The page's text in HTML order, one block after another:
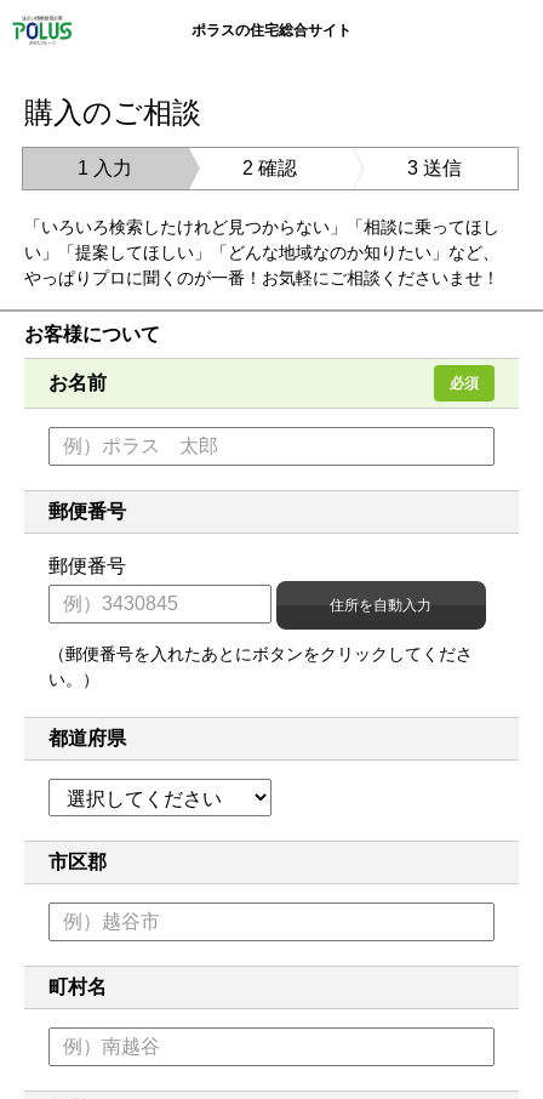
ポラスの住宅総合サイト
購入のご相談
1 入力 2 確認 3 送信
「いろいろ検索したけれど見つからない」「相談に乗ってほし
い」「提案してほしい」「どんな地域なのか知りたい」など、
やっぱりプロに聞くのが一番！お気軽にご相談くださいませ！
お客様について
お名前 必須
郵便番号
郵便番号
（郵便番号を入れたあとにボタンをクリックしてくださ
い。）
都道府県
市区郡
町村名